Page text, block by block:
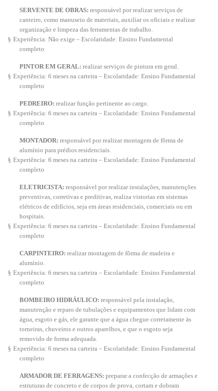
SERVENTE DE OBRAS:responsável por realizar serviços de
canteiro, como manuseio de materiais, auxiliar os oficiais e realizar
organização e limpeza das ferramentas de trabalho.
§ Experiência: Não exige – Escolaridade: Ensino Fundamental
completo
PINTOR EM GERAL:realizar serviços de pintura em geral.
§ Experiência: 6 meses na carteira – Escolaridade: Ensino Fundamental
completo
PEDREIRO:realizar função pertinente ao cargo.
§ Experiência: 6 meses na carteira – Escolaridade: Ensino Fundamental
completo
MONTADOR:responsável por realizar montagem de fôrma de
alumínio para prédios residenciais.
§ Experiência: 6 meses na carteira – Escolaridade: Ensino Fundamental
completo
ELETRICISTA:responsável por realizar instalações, manutenções
preventivas, corretivas e preditivas, realiza vistorias em sistemas
elétricos de edifícios, seja em áreas residenciais, comerciais ou em
hospitais.
§ Experiência: 6 meses na carteira – Escolaridade: Ensino Fundamental
completo
CARPINTEIRO:realizar montagem de fôrma de madeira e
alumínio.
§ Experiência: 6 meses na carteira – Escolaridade: Ensino Fundamental
completo
BOMBEIRO HIDRÁULICO:responsável pela instalação,
manutenção e reparo de tubulações e equipamentos que lidam com
água, esgoto e gás, ele garante que a água chegue corretamente às
torneiras, chuveiros e outros aparelhos, e que o esgoto seja
removido de forma adequada.
§ Experiência: 6 meses na carteira – Escolaridade: Ensino Fundamental
completo
ARMADOR DE FERRAGENS:preparar a confecção de armações e
estruturas de concreto e de corpos de prova, cortam e dobram